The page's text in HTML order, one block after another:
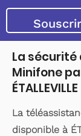
La
Minifone
ÉTALLEVILLE
La
disponible à